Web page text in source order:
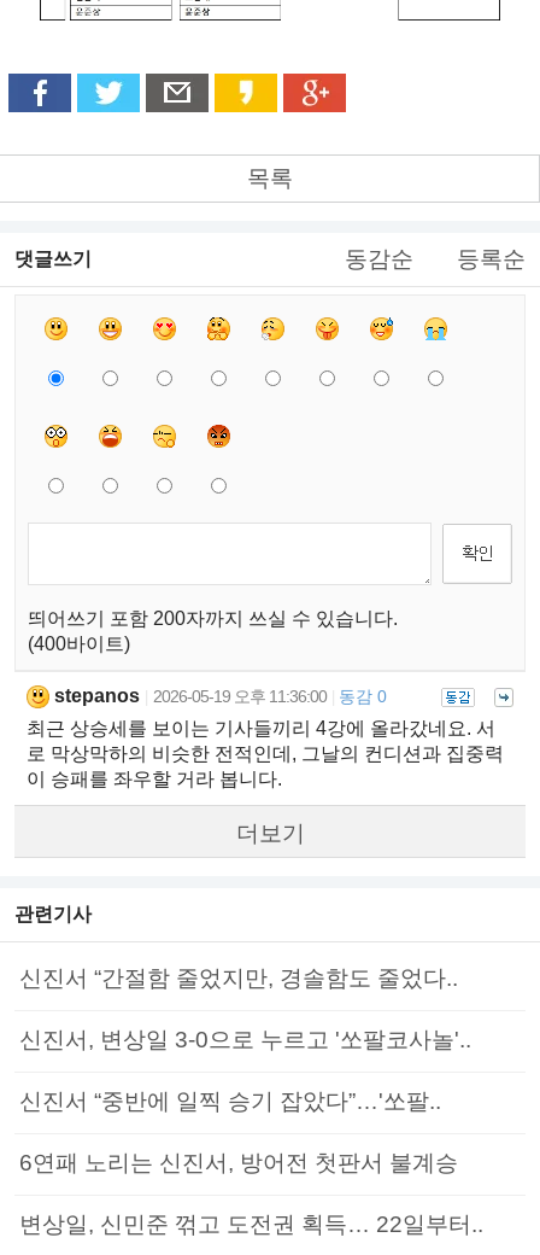
목록
댓글쓰기 동감순 등록순
띄어쓰기 포함 200자까지 쓰실 수 있습니다.
(400바이트)
stepanos 2026-05-19 오후 11:36:00 동감 0
최근 상승세를 보이는 기사들끼리 4강에 올라갔네요. 서
로 막상막하의 비슷한 전적인데, 그날의 컨디션과 집중력
이 승패를 좌우할 거라 봅니다.
더보기
관련기사
신진서 “간절함 줄었지만, 경솔함도 줄었다..
신진서, 변상일 3-0으로 누르고 '쏘팔코사놀'..
신진서 “중반에 일찍 승기 잡았다”…'쏘팔..
6연패 노리는 신진서, 방어전 첫판서 불계승
변상일, 신민준 꺾고 도전권 획득… 22일부터..